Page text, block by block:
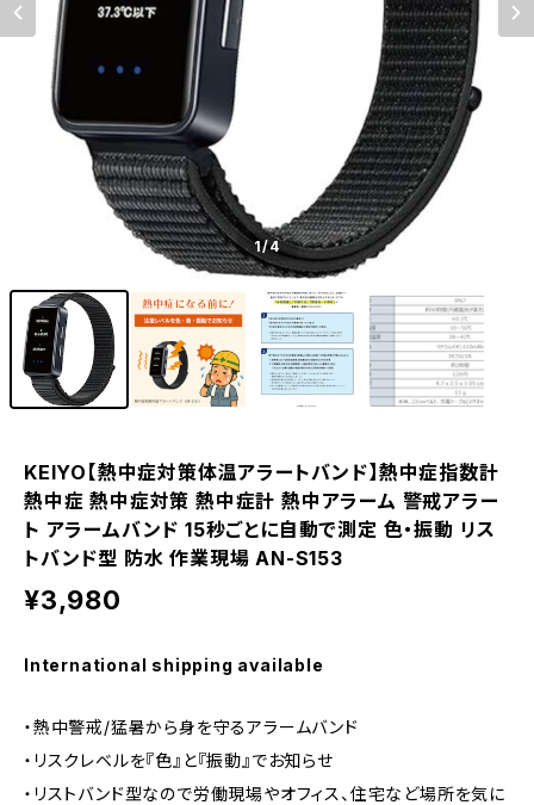
1/4
KEIYO【熱中症対策体温アラートバンド】熱中症指数計
熱中症 熱中症対策 熱中症計 熱中アラーム 警戒アラー
ト アラームバンド 15秒ごとに自動で測定 色・振動 リス
トバンド型 防水 作業現場 AN-S153
¥3,980
International shipping available
・熱中警戒/猛暑から身を守るアラームバンド
・リスクレベルを『色』と『振動』でお知らせ
・リストバンド型なので労働現場やオフィス、住宅など場所を気に